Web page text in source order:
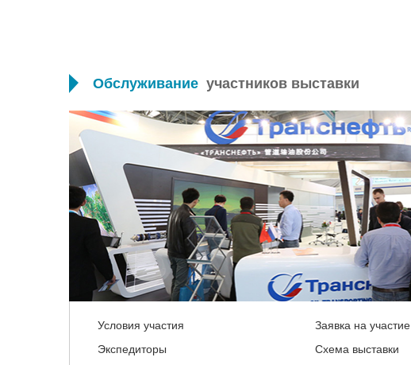
Обслуживание участников выставки
Условия участия
Заявка на участие
Экспедиторы
Схема выставки